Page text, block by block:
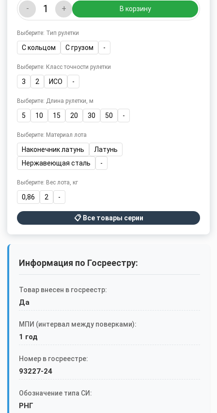
- + В корзину
Выберите: Тип рулетки
С кольцом С грузом -
Выберите: Класс точности рулетки
3 2 ИСО -
Выберите: Длина рулетки, м
5 10 15 20 30 50 -
Выберите: Материал лота
Наконечник латунь
Латунь
Нержавеющая сталь
-
Выберите: Вес лота, кг
0,86 2 -
📋 Все товары серии
Информация по Госреестру:
Товар внесен в госреестр:
Да
МПИ (интервал между поверками):
1 год
Номер в госреестре:
93227-24
Обозначение типа СИ:
РНГ